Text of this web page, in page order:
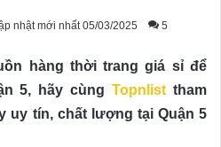
nhật mới nhất 05/03/2025 5
hàng thời trang giá sỉ để
5, hãy cùngTopnlist tham
uy tín, chất lượng tại Quận 5